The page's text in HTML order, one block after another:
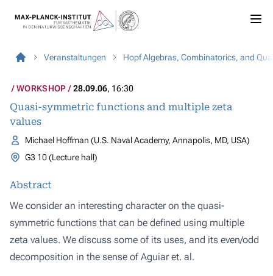
Veranstaltungen Hopf Algebras, Combinatorics, and
WORKSHOP 28.09.06, 16:30
Quasi-symmetric functions and multiple zeta
values
Michael Hoffman (U.S. Naval Academy, Annapolis, MD, USA)
G3 10 (Lecture hall)
Abstract
We consider an interesting character on the quasi-
symmetric functions that can be defined using multiple
zeta values. We discuss some of its uses, and its even/odd
decomposition in the sense of Aguiar et. al.